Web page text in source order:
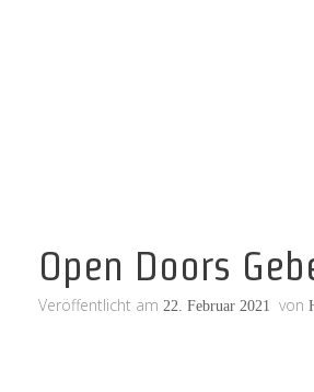
Open Doors
Veröffentlicht am 22. Februar 2021 von